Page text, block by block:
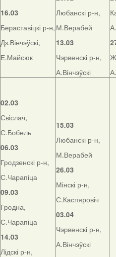
16.03
Бераставіцкі р-н,
Дз.Вінчэўскі,
Е.Майсюк
Любанскі р-н,
М.Верабей
13.03
Чэрвенскі р-н,
А.Вінчэўскі
02.03
Свіслач,
С.Бобель
06.03
Гродзенскі р-н,
С.Чарапіца
09.03
Гродна,
С.Чарапіца
14.03
Лідскі р-н,
15.03
Любанскі р-н,
М.Верабей
26.03
Мінскі р-н,
С.Каспяровіч
03.04
Чэрвенскі р-н,
А.Вінчэўскі